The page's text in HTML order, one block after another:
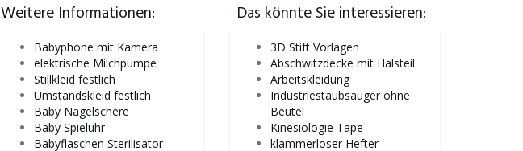
Weitere Informationen:
Babyphone mit Kamera
elektrische Milchpumpe
Stillkleid festlich
Umstandskleid festlich
Baby Nagelschere
Baby Spieluhr
Babyflaschen Sterilisator
Das könnte Sie interessieren:
3D Stift Vorlagen
Abschwitzdecke mit Halsteil
Arbeitskleidung
Industriestaubsauger ohne
Beutel
Kinesiologie Tape
klammerloser Hefter